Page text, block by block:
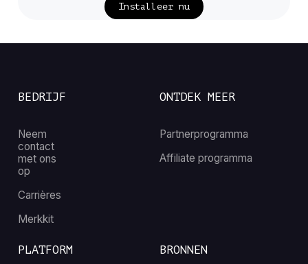
Installeer nu
BEDRIJF
Neem
contact
met ons
op
Carrières
Merkkit
BRONNEN
ONTDEK MEER
Partnerprogramma
Affiliate programma
PLATFORM